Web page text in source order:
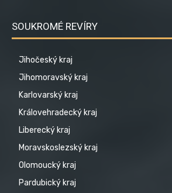
SOUKROMÉ REVÍRY
Jihočeský kraj
Jihomoravský kraj
Karlovarský kraj
Královehradecký kraj
Liberecký kraj
Moravskoslezský kraj
Olomoucký kraj
Pardubický kraj